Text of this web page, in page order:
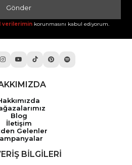
Gönder
verilerimin korunmasını kabul ediyorum.
Blog
İletişim
Gelenler
BİLGİLERİ